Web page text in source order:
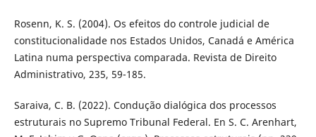
Rosenn, K. S. (2004). Os efeitos do controle judicial de
constitucionalidade nos Estados Unidos, Canadá e América
Latina numa perspectiva comparada. Revista de Direito
Administrativo, 235, 59-185.
Saraiva, C. B. (2022). Condução dialógica dos processos
estruturais no Supremo Tribunal Federal. En S. C. Arenhart,